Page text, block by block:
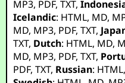
MP3, PDF,TXT,
Icelandic: HTML, MD,
MD, MP3, PDF,TXT,
TXT, Dutch: HTML, MD,
MD, MP3, PDF,TXT,
PDF,TXT, Russian: HTML,